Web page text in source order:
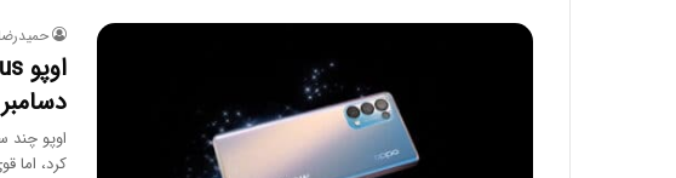
کرد، اما